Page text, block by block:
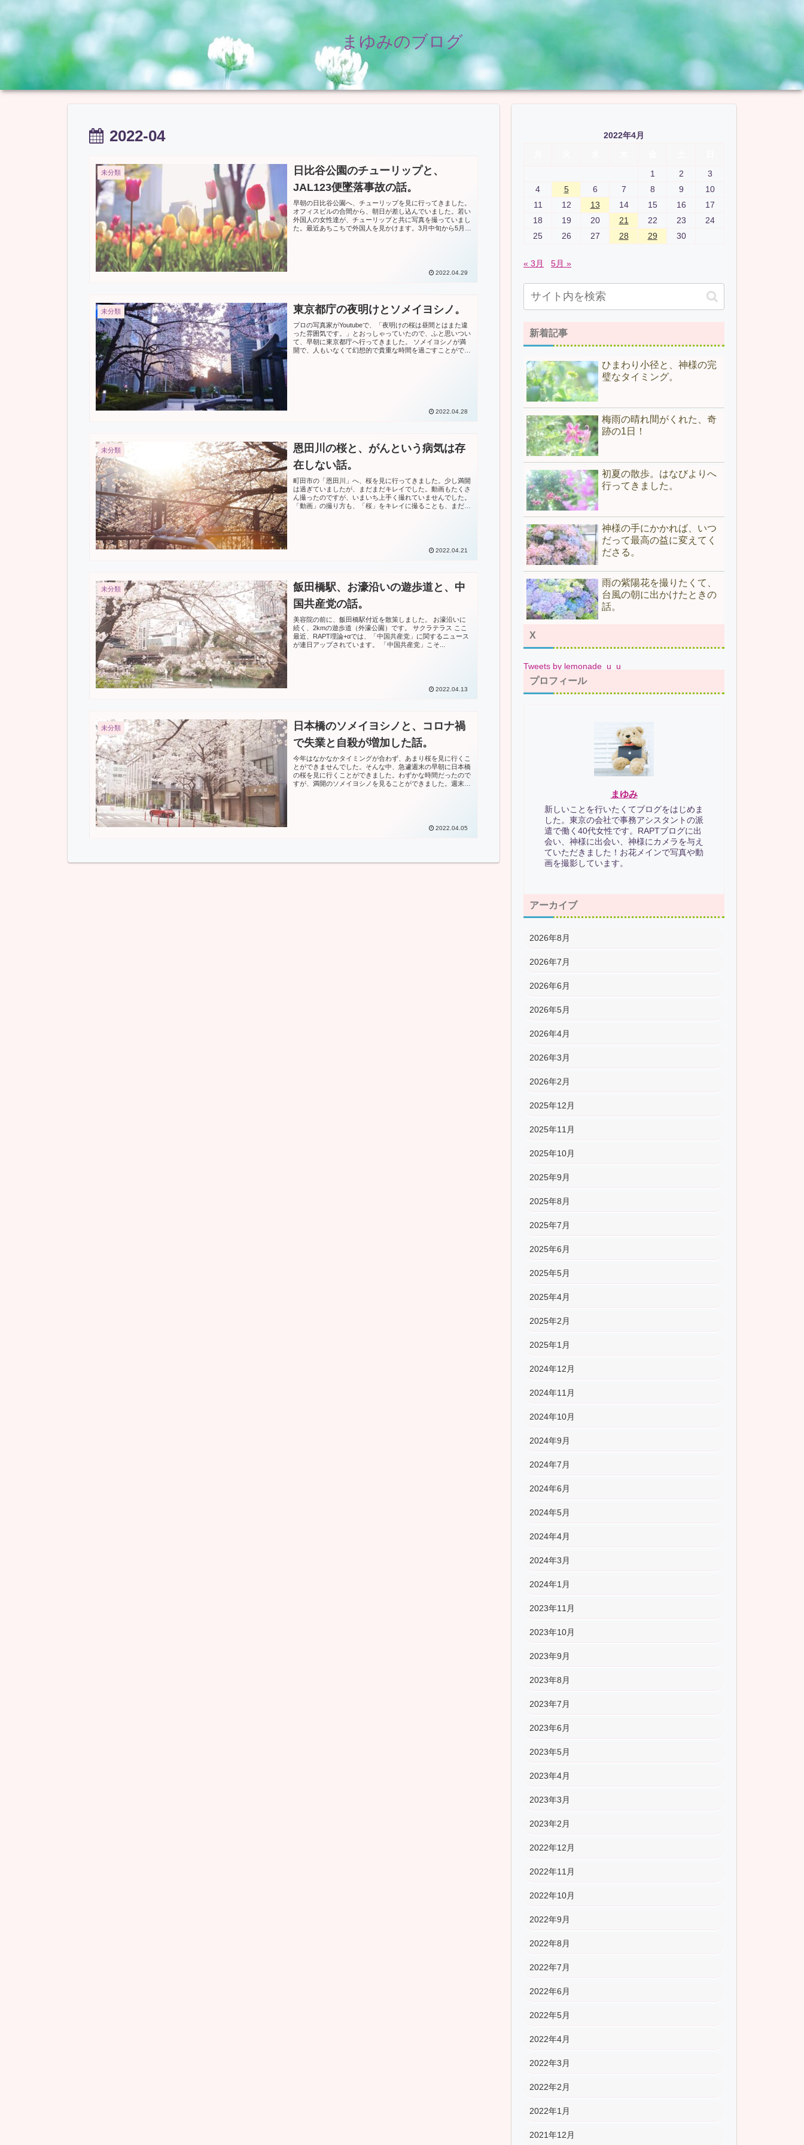
まゆみのブログ
2022-04
未分類
日比谷公園のチューリップと、
JAL123便墜落事故の話。
早朝の日比谷公園へ、チューリップを見に行ってきました。
オフィスビルの合間から、朝日が差し込んでいました。若い
外国人の女性達が、チューリップと共に写真を撮っていまし
た。最近あちこちで外国人を見かけます。3月中旬から5月末
2022.04.29
未分類 東京都庁の夜明けとソメイヨシノ。
プロの写真家がYoutubeで、「夜明けの桜は昼間とはまた違
った雰囲気です。」とおっしゃっていたので、ふと思いつい
て、早朝に東京都庁へ行ってきました。 ソメイヨシノが満
開で、人もいなくて幻想的で貴重な時間を過ごすことがで
2022.04.28
未分類
恩田川の桜と、がんという病気は存
在しない話。
町田市の「恩田川」へ、桜を見に行ってきました。少し満開
は過ぎていましたが、まだまだキレイでした。動画もたくさ
ん撮ったのですが、いまいち上手く撮れていませんでした。
「動画」の撮り方も、「桜」をキレイに撮ることも、まだま
2022.04.21
未分類
飯田橋駅、お濠沿いの遊歩道と、中
国共産党の話。
美容院の前に、飯田橋駅付近を散策しました。 お濠沿いに
続く、2kmの遊歩道（外濠公園）です。 サクラテラス ここ
最近、RAPT理論+αでは、「中国共産党」に関するニュース
が連日アップされています。 「中国共産党」こそ...
2022.04.13
未分類
日本橋のソメイヨシノと、コロナ禍
で失業と自殺が増加した話。
今年はなかなかタイミングが合わず、あまり桜を見に行くこ
とができませんでした。そんな中、急遽週末の早朝に日本橋
の桜を見に行くことができました。わずかな時間だったので
すが、満開のソメイヨシノを見ることができました。週末の
2022.04.05
2022年4月
1
2
3
4
5 6 7 8 9
10
11
12 13 14 15 16
17
18
19 20 21 22 23
24
25
26 27 28 29 30
« 3月 5月 »
新着記事
ひまわり小径と、神様の完
璧なタイミング。
梅雨の晴れ間がくれた、奇
跡の1日！
初夏の散歩。はなびよりへ
行ってきました。
神様の手にかかれば、いつ
だって最高の益に変えてく
ださる。
雨の紫陽花を撮りたくて、
台風の朝に出かけたときの
話。
X
Tweets by lemonade_u_u
プロフィール
まゆみ
新しいことを行いたくてブログをはじめま
した。東京の会社で事務アシスタントの派
遣で働く40代女性です。RAPTブログに出
会い、神様に出会い、神様にカメラを与え
ていただきました！お花メインで写真や動
画を撮影しています。
アーカイブ
2026年8月
2026年7月
2026年6月
2026年5月
2026年4月
2026年3月
2026年2月
2025年12月
2025年11月
2025年10月
2025年9月
2025年8月
2025年7月
2025年6月
2025年5月
2025年4月
2025年2月
2025年1月
2024年12月
2024年11月
2024年10月
2024年9月
2024年7月
2024年6月
2024年5月
2024年4月
2024年3月
2024年1月
2023年11月
2023年10月
2023年9月
2023年8月
2023年7月
2023年6月
2023年5月
2023年4月
2023年3月
2023年2月
2022年12月
2022年11月
2022年10月
2022年9月
2022年8月
2022年7月
2022年6月
2022年5月
2022年4月
2022年3月
2022年2月
2022年1月
2021年12月